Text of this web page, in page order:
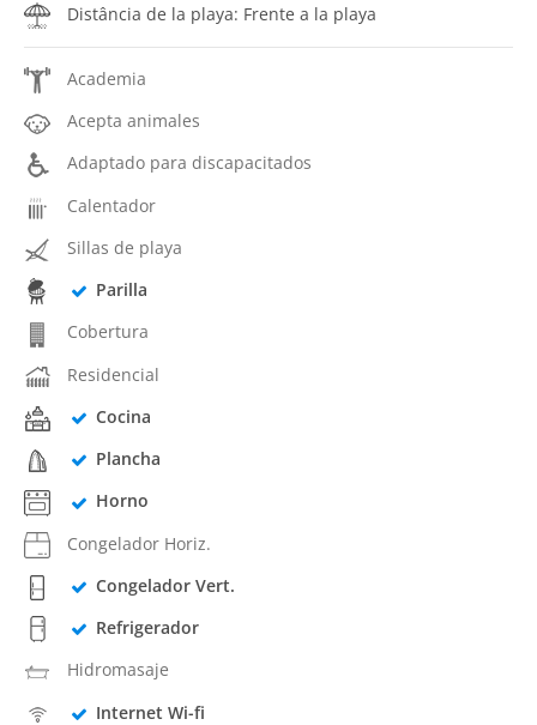
Distância de la playa: Frente a la playa
Academia
Acepta animales
Adaptado para discapacitados
Calentador
Sillas de playa
Parilla
Cobertura
Residencial
Cocina
Plancha
Horno
Congelador Horiz.
Congelador Vert.
Refrigerador
Hidromasaje
Internet Wi-fi